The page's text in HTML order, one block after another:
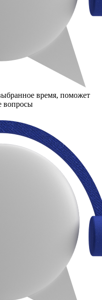
время, поможет
вопросы